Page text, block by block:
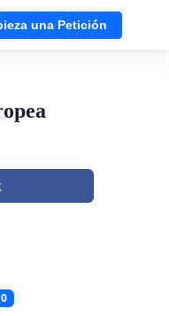
una Petición